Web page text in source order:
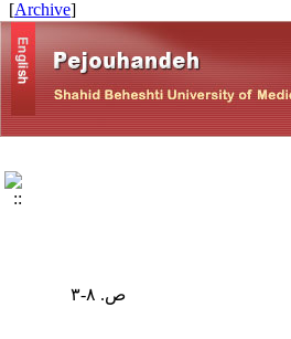
[
Archive
]
ص. ۸-۳